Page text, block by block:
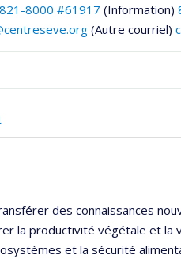
8000 #61917 (Information)
(Autre courriel)
des connaissances
la productivité végétale et la
et la sécurité